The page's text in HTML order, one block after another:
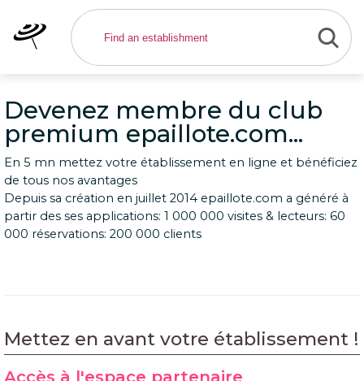
Devenez membre du club
premium epaillote.com...
En 5 mn mettez votre établissement en ligne et bénéficiez
de tous nos avantages
Depuis sa création en juillet 2014 epaillote.com a généré à
partir des ses applications: 1 000 000 visites & lecteurs: 60
000 réservations: 200 000 clients
Mettez en avant votre établissement !
Accès à l'espace partenaire